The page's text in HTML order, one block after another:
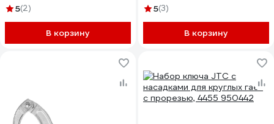
0436-00. 01
5(2)
В корзину
0435-00. 01
5(3)
В корзину